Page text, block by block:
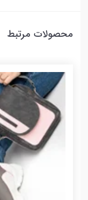
محصولات مرتبط